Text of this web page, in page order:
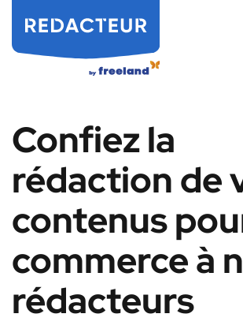
Confiez la
rédaction de
contenus
commerce à
rédacteurs